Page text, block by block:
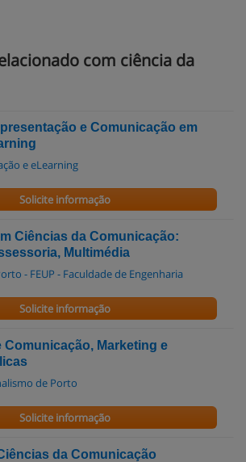
com ciência da
e Comunicação em
e eLearning
Solicite informação
Ciências da Comunicação:
Multimédia
- FEUP - Faculdade de Engenharia
Solicite informação
Comunicação, Marketing e
de Porto
Solicite informação
da Comunicação